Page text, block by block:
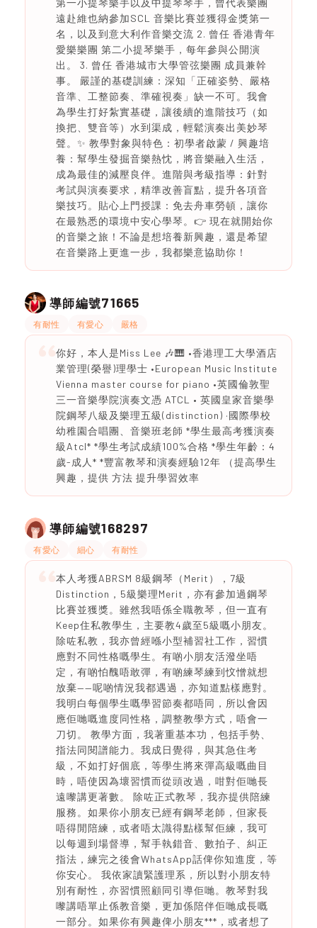
第一小提琴樂手以及中提琴琴手，曾代表樂團
遠赴維也納參加SCL 音樂比賽並獲得金獎第一
名，以及到意大利作音樂交流 2. 曾任 香港青年
愛樂樂團 第二小提琴樂手，每年參與公開演
出。 3. 曾任 香港城市大學管弦樂團 成員兼幹
事。 嚴謹的基礎訓練：深知「正確姿勢、嚴格
音準、工整節奏、準確視奏」缺一不可。我會
為學生打好紮實基礎，讓後續的進階技巧（如
換把、雙音等）水到渠成，輕鬆演奏出美妙琴
聲。✨ 教學對象與特色：初學者啟蒙 / 興趣培
養：幫學生發掘音樂熱忱，將音樂融入生活，
成為最佳的減壓良伴。進階與考級指導：針對
考試與演奏要求，精準改善盲點，提升各項音
樂技巧。貼心上門授課：免去舟車勞頓，讓你
在最熟悉的環境中安心學琴。👉 現在就開始你
的音樂之旅！不論是想培養新興趣，還是希望
在音樂路上更進一步，我都樂意協助你！
導師編號71665
有耐性 有愛心 嚴格
你好，本人是Miss Lee 🎶🎹 •香港理工大學酒店
業管理(榮譽)理學士 •European Music Institute
Vienna master course for piano •英國倫敦聖
三一音樂學院演奏文憑 ATCL • 英國皇家音樂學
院鋼琴八級及樂理五級(distinction) ·國際學校
幼稚園合唱團、音樂班老師 *學生最高考獲演奏
級Atcl* *學生考試成績100%合格 *學生年齡：4
歲-成人* *豐富教琴和演奏經驗12年 （提高學生
興趣，提供 方法 提升學習效率
導師編號168297
有愛心 細心 有耐性
本人考獲ABRSM 8級鋼琴（Merit），7級
Distinction，5級樂理Merit，亦有參加過鋼琴
比賽並獲獎。雖然我唔係全職教琴，但一直有
Keep住私教學生，主要教4歲至5級嘅小朋友。
除咗私教，我亦曾經喺小型補習社工作，習慣
應對不同性格嘅學生。有啲小朋友活潑坐唔
定，有啲怕醜唔敢彈，有啲練琴練到忟憎就想
放棄——呢啲情況我都遇過，亦知道點樣應對。
我明白每個學生嘅學習節奏都唔同，所以會因
應佢哋嘅進度同性格，調整教學方式，唔會一
刀切。 教學方面，我著重基本功，包括手勢、
指法同閱譜能力。我成日覺得，與其急住考
級，不如打好個底，等學生將來彈高級嘅曲目
時，唔使因為壞習慣而從頭改過，咁對佢哋長
遠嚟講更著數。 除咗正式教琴，我亦提供陪練
服務。如果你小朋友已經有鋼琴老師，但家長
唔得閒陪練，或者唔太識得點樣幫佢練，我可
以每週到場督導，幫手執錯音、數拍子、糾正
指法，練完之後會WhatsApp話俾你知進度，等
你安心。 我依家讀緊護理系，所以對小朋友特
別有耐性，亦習慣照顧同引導佢哋。教琴對我
嚟講唔單止係教音樂，更加係陪伴佢哋成長嘅
一部分。如果你有興趣俾小朋友***，或者想了